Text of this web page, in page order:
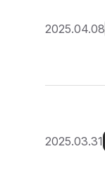
2025.04.08
2025.03.31